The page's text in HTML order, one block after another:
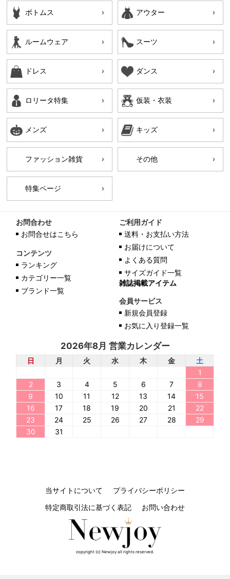
ボトムス アウター
ルームウェア スーツ
ドレス ダンス
ロリータ特集 仮装・衣装
メンズ キッズ
ファッション雑貨 その他
特集ページ
お問合わせ
お問合せはこちら
コンテンツ
ランキング
カテゴリー一覧
ブランド一覧
ご利用ガイド
送料・お支払い方法
お届けについて
よくある質問
サイズガイド一覧
雑誌掲載アイテム
会員サービス
新規会員登録
お気に入り登録一覧
2026年8月 営業カレンダー
日 月 火 水 木 金
土
1
2
3 4 5 6 7
8
9
10 11 12 13 14
15
16
17 18 19 20 21
22
23
24 25 26 27 28
29
30
31
当サイトについて
プライバシーポリシー
特定商取引法に基づく表記
お問い合わせ
copyright (c) Newjoy all rights reserved.